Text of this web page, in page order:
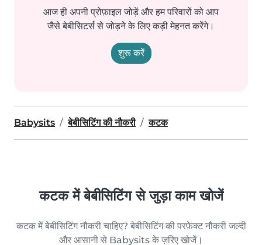
आज ही अपनी प्रोफ़ाइल जोड़ें और हम परिवारों को आप
जैसे बेबीसिटर्स से जोड़ने के लिए कड़ी मेहनत करेंगे।
शुरू करें
Babysits बेबीसिटिंग की नौकरी कटक
कटक में बेबीसिटिंग से जुड़ा काम खोजें
कटक में बेबीसिटिंग नौकरी चाहिए? बेबीसिटिंग की परफ़ेक्ट नौकरी जल्दी
और आसानी से Babysits के ज़रिए खोजें।